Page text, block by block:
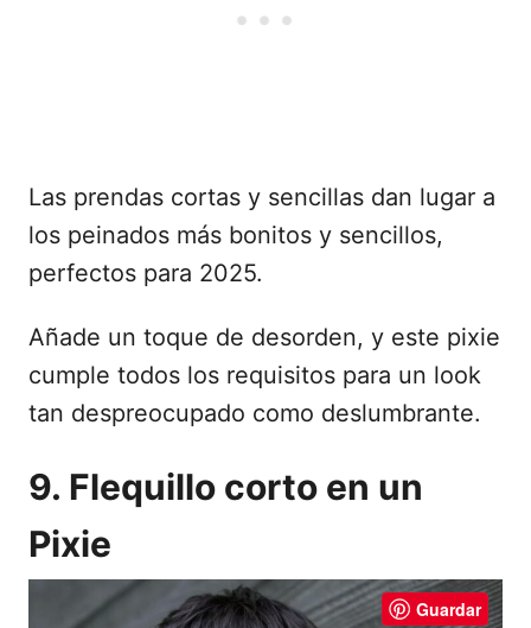
Las prendas cortas y sencillas dan lugar a
los peinados más bonitos y sencillos,
perfectos para 2025.
Añade un toque de desorden, y este pixie
cumple todos los requisitos para un look
tan despreocupado como deslumbrante.
9. Flequillo corto en un
Pixie
Guardar